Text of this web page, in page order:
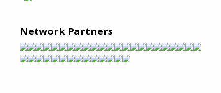
Network Partners